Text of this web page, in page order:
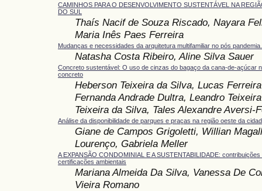
CAMINHOS PARA O DESENVOLVIMENTO SUSTENTÁVEL NA
DO SUL
Thaís Nacif de Souza Riscado, Nayara
Maria Inês Paes Ferreira
Mudanças e necessidades da arquitetura multifamiliar no pós pandemia.
Natasha Costa Ribeiro, Aline Silva Sauer
Concreto sustentável: O uso de cinzas do bagaço da cana-de-açúcar
concreto
Heberson Teixeira da Silva, Lucas
Fernanda Andrade Dultra, Leandro
Teixeira da Silva, Tales Alexandre Aversi-
Análise da disponibilidade de parques e praças na região oeste da
Giane de Campos Grigoletti, Willian
Lourenço, Gabriela Meller
A EXPANSÃO CONDOMINIAL E A SUSTENTABILIDADE:
certificações ambientais
Mariana Almeida Da Silva, Vanessa De
Vieira Romano